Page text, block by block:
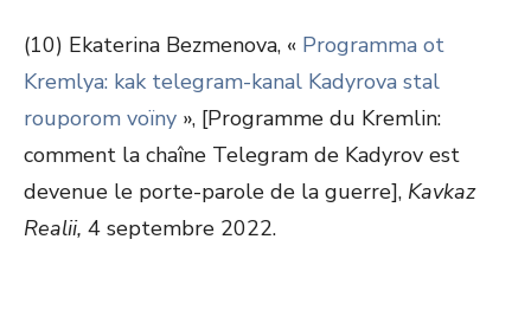
(10) Ekaterina Bezmenova, « Programma ot
Kremlya: kak telegram-kanal Kadyrova stal
rouporom voïny », [Programme du Kremlin:
comment la chaîne Telegram de Kadyrov est
devenue le porte-parole de la guerre], Kavkaz
Realii, 4 septembre 2022.